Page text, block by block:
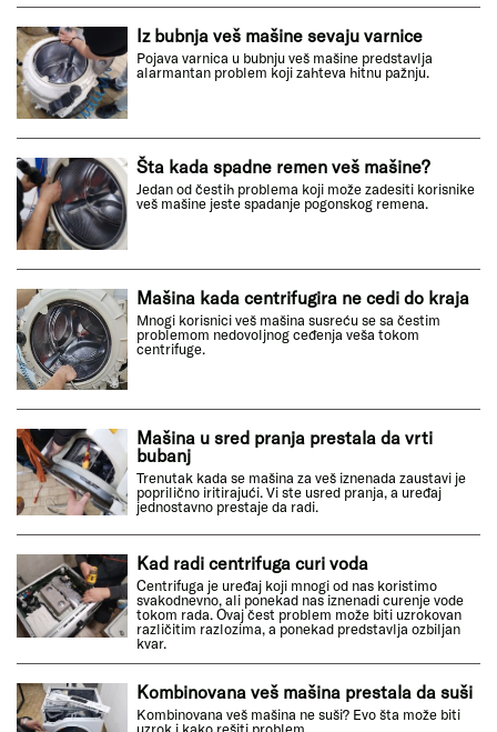
Iz bubnja veš mašine sevaju varnice
Pojava varnica u bubnju veš mašine predstavlja
alarmantan problem koji zahteva hitnu pažnju.
Šta kada spadne remen veš mašine?
Jedan od čestih problema koji može zadesiti korisnike
veš mašine jeste spadanje pogonskog remena.
Mašina kada centrifugira ne cedi do kraja
Mnogi korisnici veš mašina susreću se sa čestim
problemom nedovoljnog ceđenja veša tokom
centrifuge.
Mašina u sred pranja prestala da vrti
bubanj
Trenutak kada se mašina za veš iznenada zaustavi je
poprilično iritirajući. Vi ste usred pranja, a uređaj
jednostavno prestaje da radi.
Kad radi centrifuga curi voda
Centrifuga je uređaj koji mnogi od nas koristimo
svakodnevno, ali ponekad nas iznenadi curenje vode
tokom rada. Ovaj čest problem može biti uzrokovan
različitim razlozima, a ponekad predstavlja ozbiljan
kvar.
Kombinovana veš mašina prestala da suši
Kombinovana veš mašina ne suši? Evo šta može biti